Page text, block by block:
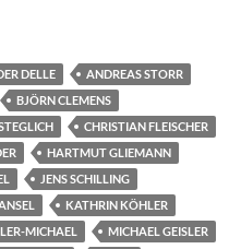
DELLE
ANDREAS STORR
BJÖRN CLEMENS
CHRISTIAN FLEISCHER
HARTMUT GLIEMANN
JENS SCHILLING
KATHRIN KÖHLER
MICHAEL
MICHAEL GEISLER